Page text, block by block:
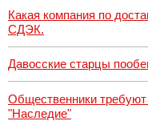
Какая компания по
СДЭК.
Давосские старцы
Общественники требуют
"Наследие"